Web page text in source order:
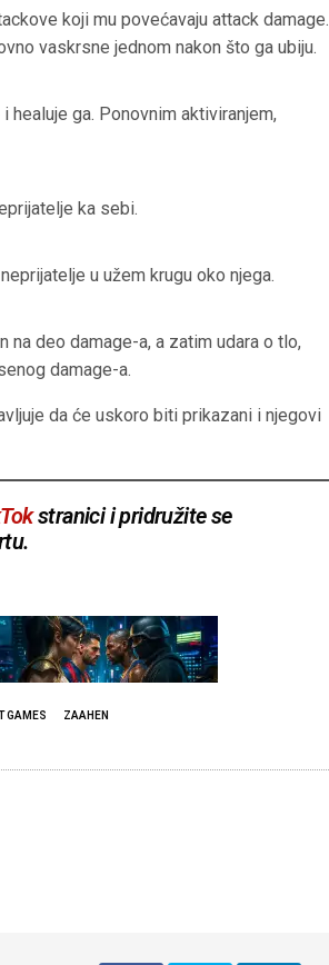
e
t
i
g
e
r
koji mu povećavaju attack damage.
vaskrsne jednom nakon što ga ubiju.
healuje ga. Ponovnim aktiviranjem,
ka sebi.
u užem krugu oko njega.
na deo damage-a, a zatim udara o tlo,
damage-a.
da će uskoro biti prikazani i njegovi
stranici i pridružite se
GAMES ZAAHEN